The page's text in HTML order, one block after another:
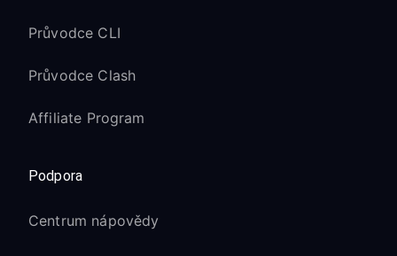
Průvodce CLI
Průvodce Clash
Affiliate Program
Podpora
Centrum nápovědy